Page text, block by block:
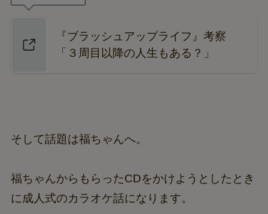
『ブラッシュアップライフ』考察
「３周目以降の人生もある？」
そして話題は福ちゃんへ。
福ちゃんからもらったCDをかけようとしたとき
に成人式のカラオケ話になります。